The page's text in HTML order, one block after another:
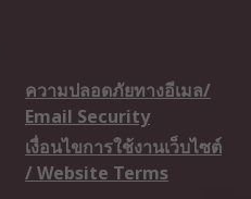
ความปลอดภัยทางอีเมล/
Email Security
เงื่อนไขการใช้งานเว็บไซต์
/ Website Terms